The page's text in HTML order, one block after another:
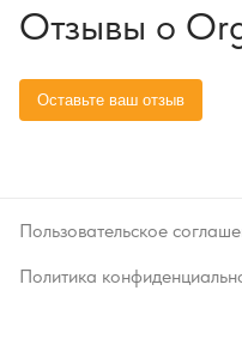
Отзывы о
Пользовательское
Политика